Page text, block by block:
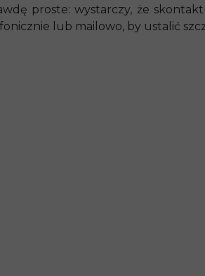
proste: wystarczy, że
lub mailowo, by ustalić